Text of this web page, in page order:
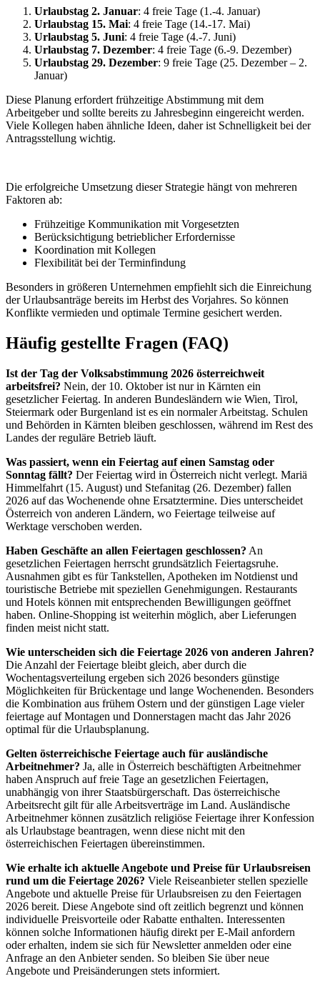
Urlaubstag 2. Januar: 4 freie Tage (1.-4. Januar)
Urlaubstag 15. Mai: 4 freie Tage (14.-17. Mai)
Urlaubstag 5. Juni: 4 freie Tage (4.-7. Juni)
Urlaubstag 7. Dezember: 4 freie Tage (6.-9. Dezember)
Urlaubstag 29. Dezember: 9 freie Tage (25. Dezember – 2.
Januar)
Diese Planung erfordert frühzeitige Abstimmung mit dem
Arbeitgeber und sollte bereits zu Jahresbeginn eingereicht werden.
Viele Kollegen haben ähnliche Ideen, daher ist Schnelligkeit bei der
Antragsstellung wichtig.
Die erfolgreiche Umsetzung dieser Strategie hängt von mehreren
Faktoren ab:
Frühzeitige Kommunikation mit Vorgesetzten
Berücksichtigung betrieblicher Erfordernisse
Koordination mit Kollegen
Flexibilität bei der Terminfindung
Besonders in größeren Unternehmen empfiehlt sich die Einreichung
der Urlaubsanträge bereits im Herbst des Vorjahres. So können
Konflikte vermieden und optimale Termine gesichert werden.
Häufig gestellte Fragen (FAQ)
Ist der Tag der Volksabstimmung 2026 österreichweit
arbeitsfrei? Nein, der 10. Oktober ist nur in Kärnten ein
gesetzlicher Feiertag. In anderen Bundesländern wie Wien, Tirol,
Steiermark oder Burgenland ist es ein normaler Arbeitstag. Schulen
und Behörden in Kärnten bleiben geschlossen, während im Rest des
Landes der reguläre Betrieb läuft.
Was passiert, wenn ein Feiertag auf einen Samstag oder
Sonntag fällt? Der Feiertag wird in Österreich nicht verlegt. Mariä
Himmelfahrt (15. August) und Stefanitag (26. Dezember) fallen
2026 auf das Wochenende ohne Ersatztermine. Dies unterscheidet
Österreich von anderen Ländern, wo Feiertage teilweise auf
Werktage verschoben werden.
Haben Geschäfte an allen Feiertagen geschlossen? An
gesetzlichen Feiertagen herrscht grundsätzlich Feiertagsruhe.
Ausnahmen gibt es für Tankstellen, Apotheken im Notdienst und
touristische Betriebe mit speziellen Genehmigungen. Restaurants
und Hotels können mit entsprechenden Bewilligungen geöffnet
haben. Online-Shopping ist weiterhin möglich, aber Lieferungen
finden meist nicht statt.
Wie unterscheiden sich die Feiertage 2026 von anderen Jahren?
Die Anzahl der Feiertage bleibt gleich, aber durch die
Wochentagsverteilung ergeben sich 2026 besonders günstige
Möglichkeiten für Brückentage und lange Wochenenden. Besonders
die Kombination aus frühem Ostern und der günstigen Lage vieler
feiertage auf Montagen und Donnerstagen macht das Jahr 2026
optimal für die Urlaubsplanung.
Gelten österreichische Feiertage auch für ausländische
Arbeitnehmer? Ja, alle in Österreich beschäftigten Arbeitnehmer
haben Anspruch auf freie Tage an gesetzlichen Feiertagen,
unabhängig von ihrer Staatsbürgerschaft. Das österreichische
Arbeitsrecht gilt für alle Arbeitsverträge im Land. Ausländische
Arbeitnehmer können zusätzlich religiöse Feiertage ihrer Konfession
als Urlaubstage beantragen, wenn diese nicht mit den
österreichischen Feiertagen übereinstimmen.
Wie erhalte ich aktuelle Angebote und Preise für Urlaubsreisen
rund um die Feiertage 2026? Viele Reiseanbieter stellen spezielle
Angebote und aktuelle Preise für Urlaubsreisen zu den Feiertagen
2026 bereit. Diese Angebote sind oft zeitlich begrenzt und können
individuelle Preisvorteile oder Rabatte enthalten. Interessenten
können solche Informationen häufig direkt per E-Mail anfordern
oder erhalten, indem sie sich für Newsletter anmelden oder eine
Anfrage an den Anbieter senden. So bleiben Sie über neue
Angebote und Preisänderungen stets informiert.